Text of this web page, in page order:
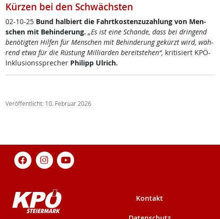
Kürzen bei den Schwächsten
02-10-25 Bund hal­biert die Fahrt­kos­ten­zu­zah­lung von Men­
schen mit Be­hin­de­rung. „Es ist ei­ne Schan­de, dass bei drin­gend
be­nö­t­ig­ten Hil­fen für Men­schen mit Be­hin­de­rung ge­kürzt wird, wäh­
rend et­wa für die Rüs­tung Mil­li­ar­den be­reit­ste­hen“, kri­ti­siert KPÖ-
In­k­lu­si­ons­sp­re­cher Phi­l­ipp Ul­rich.
Veröffentlicht: 10. Februar 2026
Kontakt